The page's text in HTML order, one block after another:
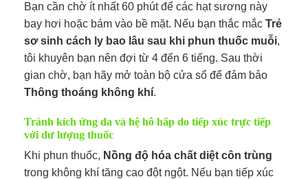
Bạn cần chờ ít nhất 60 phút để các hạt sương này
bay hơi hoặc bám vào bề mặt. Nếu bạn thắc mắc Trẻ
sơ sinh cách ly bao lâu sau khi phun thuốc muỗi,
tôi khuyên bạn nên đợi từ 4 đến 6 tiếng. Sau thời
gian chờ, bạn hãy mở toàn bộ cửa sổ để đảm bảo
Thông thoáng không khí.
Tránh kích ứng da và hệ hô hấp do tiếp xúc trực tiếp
với dư lượng thuốc
Khi phun thuốc, Nồng độ hóa chất diệt côn trùng
trong không khí tăng cao đột ngột. Nếu bạn tiếp xúc